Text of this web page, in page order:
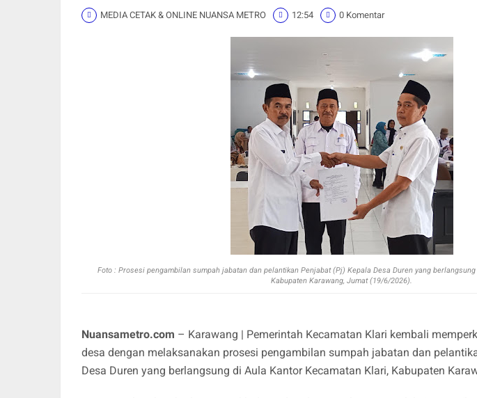
MEDIA CETAK & ONLINE NUANSA METRO 12:54 0 Komentar
Foto : Prosesi pengambilan sumpah jabatan dan pelantikan Penjabat (Pj) Kepala Desa Duren yang
Kabupaten Karawang, Jumat (19/6/2026).
Nuansametro.com – Karawang | Pemerintah Kecamatan Klari kembali
desa dengan melaksanakan prosesi pengambilan sumpah jabatan dan
Desa Duren yang berlangsung di Aula Kantor Kecamatan Klari, Kabupaten